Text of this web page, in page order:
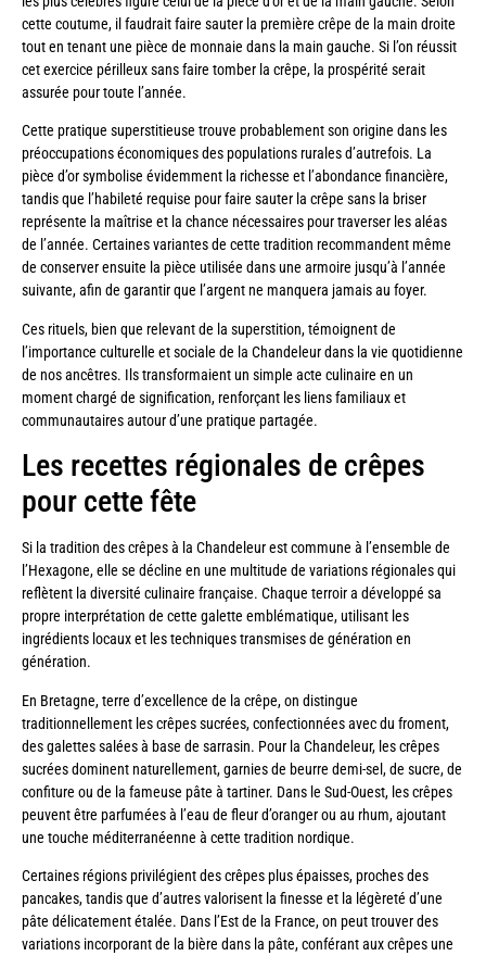
cette coutume, il faudrait faire sauter la première crêpe de la main droite
tout en tenant une pièce de monnaie dans la main gauche. Si l’on réussit
cet exercice périlleux sans faire tomber la crêpe, la prospérité serait
assurée pour toute l’année.
Cette pratique superstitieuse trouve probablement son origine dans les
préoccupations économiques des populations rurales d’autrefois. La
pièce d’or symbolise évidemment la richesse et l’abondance financière,
tandis que l’habileté requise pour faire sauter la crêpe sans la briser
représente la maîtrise et la chance nécessaires pour traverser les aléas
de l’année. Certaines variantes de cette tradition recommandent même
de conserver ensuite la pièce utilisée dans une armoire jusqu’à l’année
suivante, afin de garantir que l’argent ne manquera jamais au foyer.
Ces rituels, bien que relevant de la superstition, témoignent de
l’importance culturelle et sociale de la Chandeleur dans la vie quotidienne
de nos ancêtres. Ils transformaient un simple acte culinaire en un
moment chargé de signification, renforçant les liens familiaux et
communautaires autour d’une pratique partagée.
Les recettes régionales de crêpes
pour cette fête
Si la tradition des crêpes à la Chandeleur est commune à l’ensemble de
l’Hexagone, elle se décline en une multitude de variations régionales qui
reflètent la diversité culinaire française. Chaque terroir a développé sa
propre interprétation de cette galette emblématique, utilisant les
ingrédients locaux et les techniques transmises de génération en
génération.
En Bretagne, terre d’excellence de la crêpe, on distingue
traditionnellement les crêpes sucrées, confectionnées avec du froment,
des galettes salées à base de sarrasin. Pour la Chandeleur, les crêpes
sucrées dominent naturellement, garnies de beurre demi-sel, de sucre, de
confiture ou de la fameuse pâte à tartiner. Dans le Sud-Ouest, les crêpes
peuvent être parfumées à l’eau de fleur d’oranger ou au rhum, ajoutant
une touche méditerranéenne à cette tradition nordique.
Certaines régions privilégient des crêpes plus épaisses, proches des
pancakes, tandis que d’autres valorisent la finesse et la légèreté d’une
pâte délicatement étalée. Dans l’Est de la France, on peut trouver des
variations incorporant de la bière dans la pâte, conférant aux crêpes une